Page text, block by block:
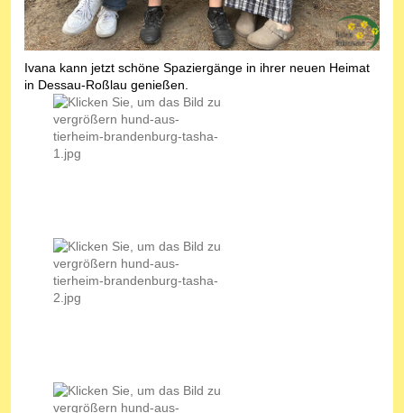
Ivana kann jetzt schöne Spaziergänge in ihrer neuen Heimat
in Dessau-Roßlau genießen.